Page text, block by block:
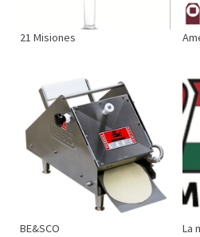
21 Misiones
BE&SCO La